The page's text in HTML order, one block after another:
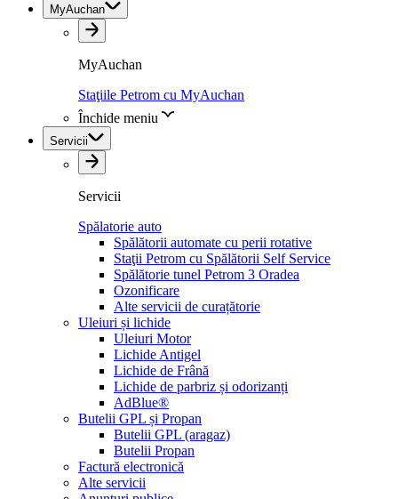
MyAuchan
MyAuchan
Staţiile Petrom cu MyAuchan
Închide meniu
Servicii
Servicii
Spălatorie auto
Spălătorii automate cu perii rotative
Staţii Petrom cu Spălătorii Self Service
Spălătorie tunel Petrom 3 Oradea
Ozonificare
Alte servicii de curațătorie
Uleiuri și lichide
Uleiuri Motor
Lichide Antigel
Lichide de Frână
Lichide de parbriz și odorizanți
AdBlue®
Butelii GPL și Propan
Butelii GPL (aragaz)
Butelii Propan
Factură electronică
Alte servicii